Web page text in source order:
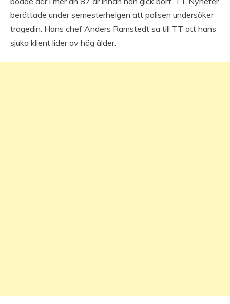
berättade under semesterhelgen att polisen undersöker
tragedin. Hans chef Anders Ramstedt sa till TT att hans
sjuka klient lider av hög ålder.